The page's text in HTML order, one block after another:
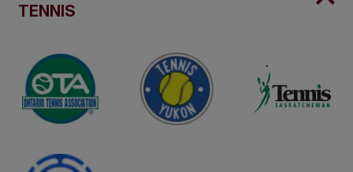
TENNIS